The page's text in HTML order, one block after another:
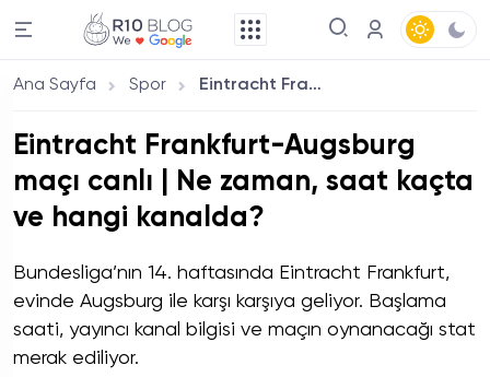
Ana Sayfa Spor Eintracht Frankfurt-Augsburg maçı canlı | Ne zaman, saat kaçta ve hangi kanalda?
Eintracht Frankfurt-Augsburg
maçı canlı | Ne zaman, saat kaçta
ve hangi kanalda?
Bundesliga’nın 14. haftasında Eintracht Frankfurt,
evinde Augsburg ile karşı karşıya geliyor. Başlama
saati, yayıncı kanal bilgisi ve maçın oynanacağı stat
merak ediliyor.